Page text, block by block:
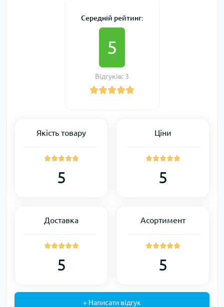
Середній рейтинг:
5
Відгуків: 3
+ Написати відгук
Якість товару
5
Ціни
5
Доставка
5
Асортимент
5